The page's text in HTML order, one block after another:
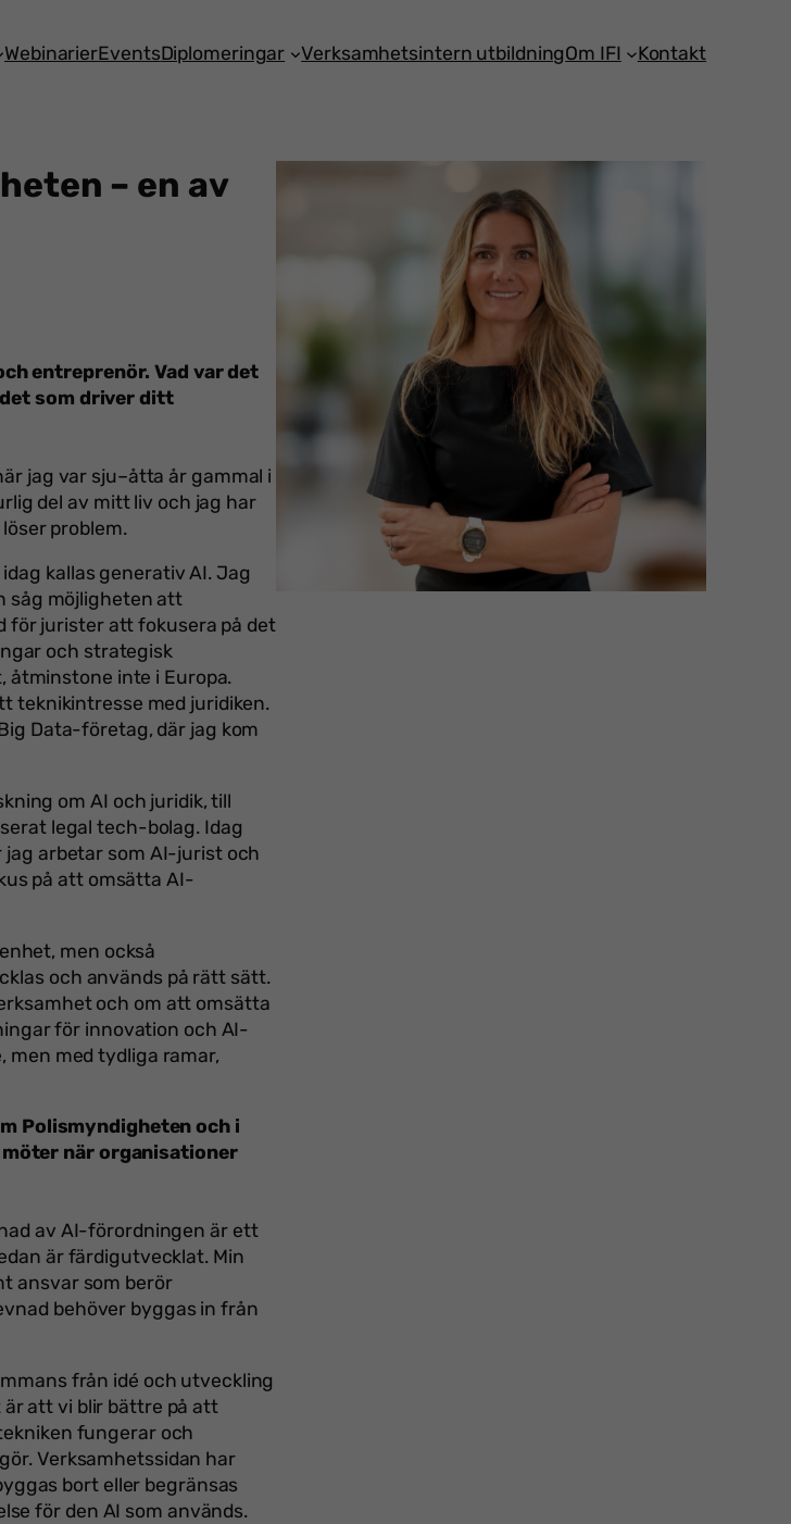
WebinarierEventsDiplomeringar Verksamhetsintern utbildningOm IFI Kontakt
– en av
entreprenör. Vad var det
som driver ditt
jag var sju–åtta år gammal i
del av mitt liv och jag har
problem.
kallas generativ AI. Jag
såg möjligheten att
för jurister att fokusera på det
och strategisk
åtminstone inte i Europa.
teknikintresse med juridiken.
Data-företag, där jag kom
om AI och juridik, till
legal tech-bolag. Idag
arbetar som AI-jurist och
på att omsätta AI-
men också
och används på rätt sätt.
och om att omsätta
för innovation och AI-
med tydliga ramar,
Polismyndigheten och i
när organisationer
av AI-förordningen är ett
är färdigutvecklat. Min
ansvar som berör
behöver byggas in från
från idé och utveckling
att vi blir bättre på att
fungerar och
Verksamhetssidan har
bort eller begränsas
för den AI som används.